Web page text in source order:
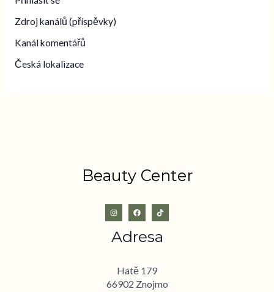
Zdroj kanálů (příspěvky)
Kanál komentářů
Česká lokalizace
Beauty Center
Adresa
Hatě 179
66902 Znojmo